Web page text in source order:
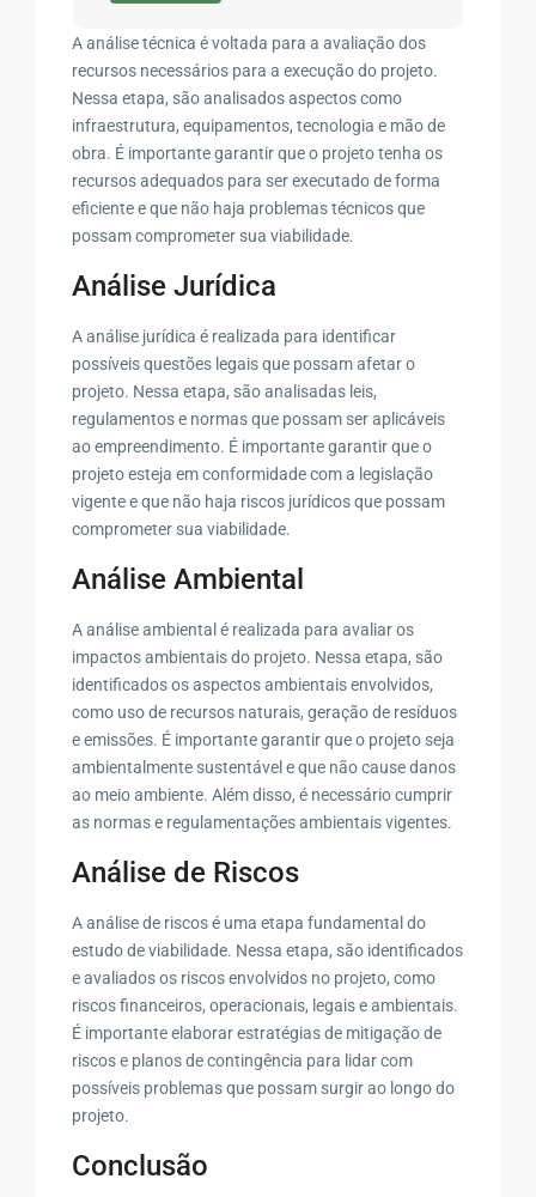
A análise técnica é voltada para a avaliação dos
recursos necessários para a execução do projeto.
Nessa etapa, são analisados aspectos como
infraestrutura, equipamentos, tecnologia e mão de
obra. É importante garantir que o projeto tenha os
recursos adequados para ser executado de forma
eficiente e que não haja problemas técnicos que
possam comprometer sua viabilidade.
Análise Jurídica
A análise jurídica é realizada para identificar
possíveis questões legais que possam afetar o
projeto. Nessa etapa, são analisadas leis,
regulamentos e normas que possam ser aplicáveis
ao empreendimento. É importante garantir que o
projeto esteja em conformidade com a legislação
vigente e que não haja riscos jurídicos que possam
comprometer sua viabilidade.
Análise Ambiental
A análise ambiental é realizada para avaliar os
impactos ambientais do projeto. Nessa etapa, são
identificados os aspectos ambientais envolvidos,
como uso de recursos naturais, geração de resíduos
e emissões. É importante garantir que o projeto seja
ambientalmente sustentável e que não cause danos
ao meio ambiente. Além disso, é necessário cumprir
as normas e regulamentações ambientais vigentes.
Análise de Riscos
A análise de riscos é uma etapa fundamental do
estudo de viabilidade. Nessa etapa, são identificados
e avaliados os riscos envolvidos no projeto, como
riscos financeiros, operacionais, legais e ambientais.
É importante elaborar estratégias de mitigação de
riscos e planos de contingência para lidar com
possíveis problemas que possam surgir ao longo do
projeto.
Conclusão